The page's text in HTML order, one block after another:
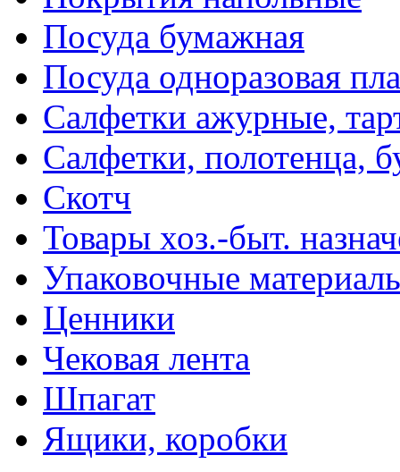
Посуда бумажная
Посуда одноразовая
Салфетки ажурные,
Салфетки, полотенца,
Скотч
Товары хоз.-быт.
Упаковочные
Ценники
Чековая лента
Шпагат
Ящики, коробки